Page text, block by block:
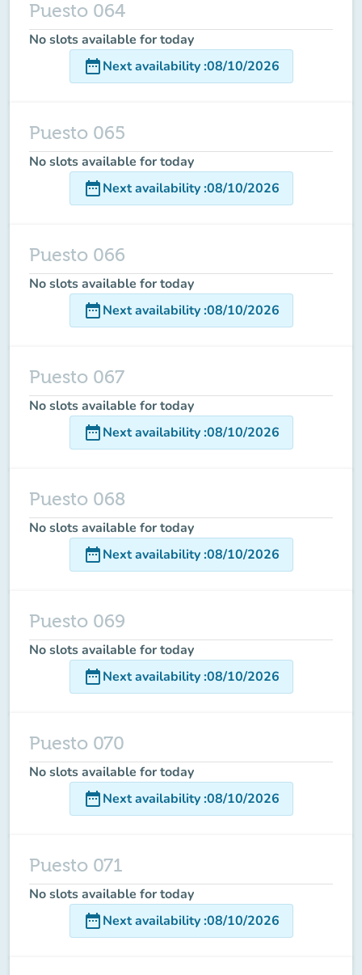
Puesto 064
No slots available for today
date_rangeNext availability:08/10/2026
Puesto 065
No slots available for today
date_rangeNext availability:08/10/2026
Puesto 066
No slots available for today
date_rangeNext availability:08/10/2026
Puesto 067
No slots available for today
date_rangeNext availability:08/10/2026
Puesto 068
No slots available for today
date_rangeNext availability:08/10/2026
Puesto 069
No slots available for today
date_rangeNext availability:08/10/2026
Puesto 070
No slots available for today
date_rangeNext availability:08/10/2026
Puesto 071
No slots available for today
date_rangeNext availability:08/10/2026